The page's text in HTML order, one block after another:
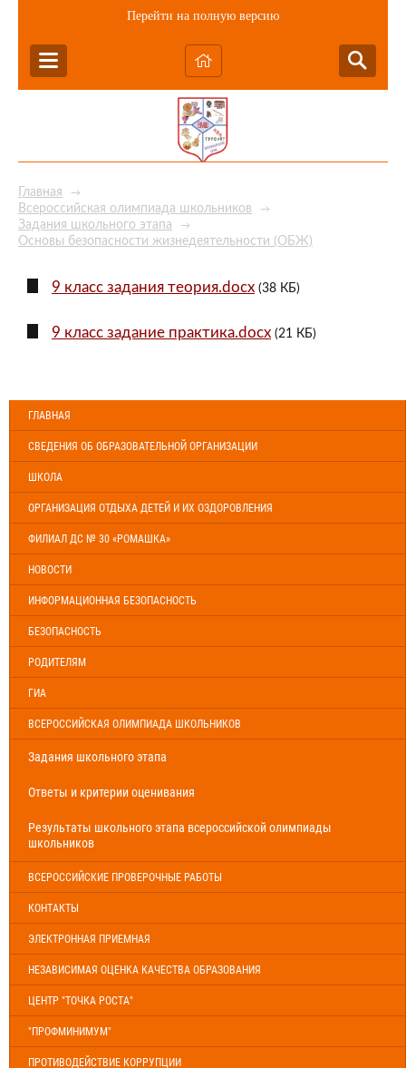
Перейти на полную версию
Главная →
Всероссийская олимпиада школьников →
Задания школьного этапа →
Основы безопасности жизнедеятельности (ОБЖ)
9 класс задания теория.docx (38 КБ)
9 класс задание практика.docx (21 КБ)
ГЛАВНАЯ
СВЕДЕНИЯ ОБ ОБРАЗОВАТЕЛЬНОЙ ОРГАНИЗАЦИИ
ШКОЛА
ОРГАНИЗАЦИЯ ОТДЫХА ДЕТЕЙ И ИХ ОЗДОРОВЛЕНИЯ
ФИЛИАЛ ДС № 30 «РОМАШКА»
НОВОСТИ
ИНФОРМАЦИОННАЯ БЕЗОПАСНОСТЬ
БЕЗОПАСНОСТЬ
РОДИТЕЛЯМ
ГИА
ВСЕРОССИЙСКАЯ ОЛИМПИАДА ШКОЛЬНИКОВ
Задания школьного этапа
Ответы и критерии оценивания
Результаты школьного этапа всероссийской олимпиады
школьников
ВСЕРОССИЙСКИЕ ПРОВЕРОЧНЫЕ РАБОТЫ
КОНТАКТЫ
ЭЛЕКТРОННАЯ ПРИЕМНАЯ
НЕЗАВИСИМАЯ ОЦЕНКА КАЧЕСТВА ОБРАЗОВАНИЯ
ЦЕНТР "ТОЧКА РОСТА"
"ПРОФМИНИМУМ"
ПРОТИВОДЕЙСТВИЕ КОРРУПЦИИ